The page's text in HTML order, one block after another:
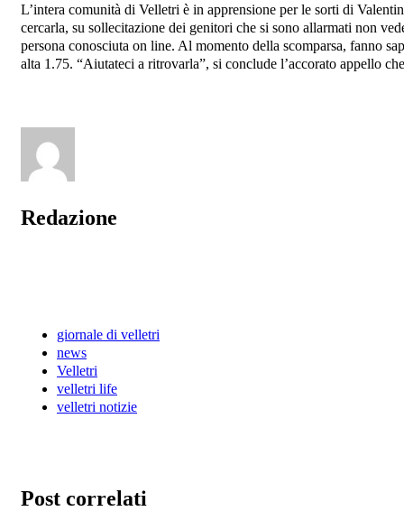
L’intera comunità di Velletri è in apprensione per le sorti di
cercarla, su sollecitazione dei genitori che si sono allarmati non
persona conosciuta on line. Al momento della scomparsa, fanno
alta 1.75. “Aiutateci a ritrovarla”, si conclude l’accorato appello
Redazione
giornale di velletri
news
Velletri
velletri life
velletri notizie
Post correlati